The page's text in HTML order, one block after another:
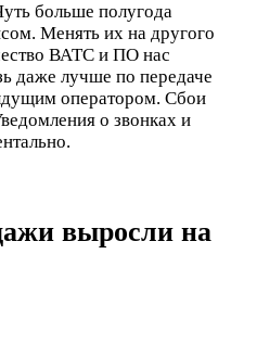
больше полугода
Менять их на другого
ВАТС и ПО нас
даже лучше по передаче
оператором. Сбои
о звонках и
выросли на